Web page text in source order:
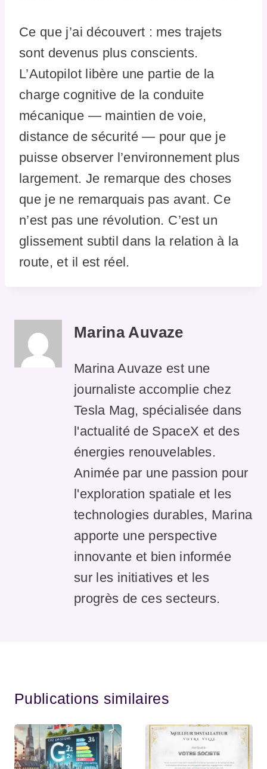
Ce que j’ai découvert : mes trajets
sont devenus plus conscients.
L’Autopilot libère une partie de la
charge cognitive de la conduite
mécanique — maintien de voie,
distance de sécurité — pour que je
puisse observer l’environnement plus
largement. Je remarque des choses
que je ne remarquais pas avant. Ce
n’est pas une révolution. C’est un
glissement subtil dans la relation à la
route, et il est réel.
Marina Auvaze
Marina Auvaze est une
journaliste accomplie chez
Tesla Mag, spécialisée dans
l'actualité de SpaceX et des
énergies renouvelables.
Animée par une passion pour
l'exploration spatiale et les
technologies durables, Marina
apporte une perspective
innovante et bien informée
sur les initiatives et les
progrès de ces secteurs.
Publications similaires